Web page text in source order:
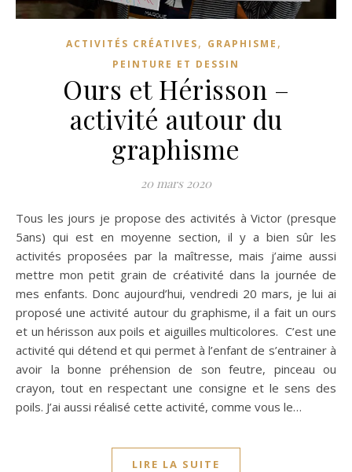
ACTIVITÉS CRÉATIVES, GRAPHISME ,
PEINTURE ET DESSIN
Ours et Hérisson –
activité autour du
graphisme
20 mars 2020
Tous les jours je propose des activités à Victor (presque
5ans) qui est en moyenne section, il y a bien sûr les
activités proposées par la maîtresse, mais j’aime aussi
mettre mon petit grain de créativité dans la journée de
mes enfants. Donc aujourd’hui, vendredi 20 mars, je lui ai
proposé une activité autour du graphisme, il a fait un ours
et un hérisson aux poils et aiguilles multicolores. C’est une
activité qui détend et qui permet à l’enfant de s’entrainer à
avoir la bonne préhension de son feutre, pinceau ou
crayon, tout en respectant une consigne et le sens des
poils. J’ai aussi réalisé cette activité, comme vous le…
LIRE LA SUITE